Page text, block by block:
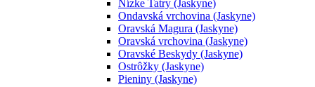
Nízke Tatry (Jaskyne)
Ondavská vrchovina (Jaskyne)
Oravská Magura (Jaskyne)
Oravská vrchovina (Jaskyne)
Oravské Beskydy (Jaskyne)
Ostrôžky (Jaskyne)
Pieniny (Jaskyne)